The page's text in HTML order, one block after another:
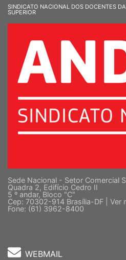
SINDICATO NACIONAL DOS DOCENTES
SUPERIOR
Sede Nacional - Setor Comercial
Quadra 2, Edifício Cedro II
5 º andar, Bloco "C"
Cep: 70302-914 Brasília-DF | Ver
Fone: (61) 3962-8400
WEBMAIL